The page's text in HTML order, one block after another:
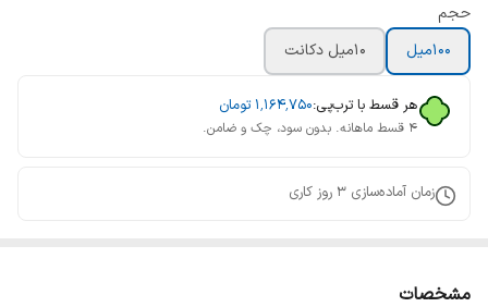
حجم
100میل
10میل دکانت
هر قسط با ترب‌پی:۱٬۱۶۴٬۷۵۰تومان
۴ قسط ماهانه. بدون سود، چک و ضامن.
زمان آماده‌سازی 3 روز کاری
مشخصات